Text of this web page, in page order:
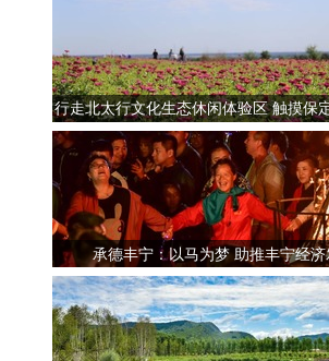
行走北太行文化生态休闲体验区 触摸保
片
承德丰宁：以马为梦 助推丰宁经济